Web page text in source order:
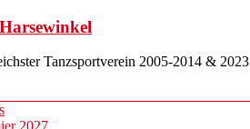
Tanzsportverein 2005-2014 & 2023